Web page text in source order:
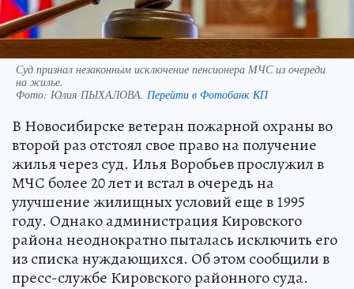
Суд признал незаконным исключение пенсионера МЧС из очереди
на жилье.
Фото: Юлия ПЫХАЛОВА. Перейти в Фотобанк КП
В Новосибирске ветеран пожарной охраны во
второй раз отстоял свое право на получение
жилья через суд. Илья Воробьев прослужил в
МЧС более 20 лет и встал в очередь на
улучшение жилищных условий еще в 1995
году. Однако администрация Кировского
района неоднократно пыталась исключить его
из списка нуждающихся. Об этом сообщили в
пресс-службе Кировского районного суда.